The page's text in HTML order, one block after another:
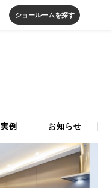
ショールームを探す
実例 お知らせ